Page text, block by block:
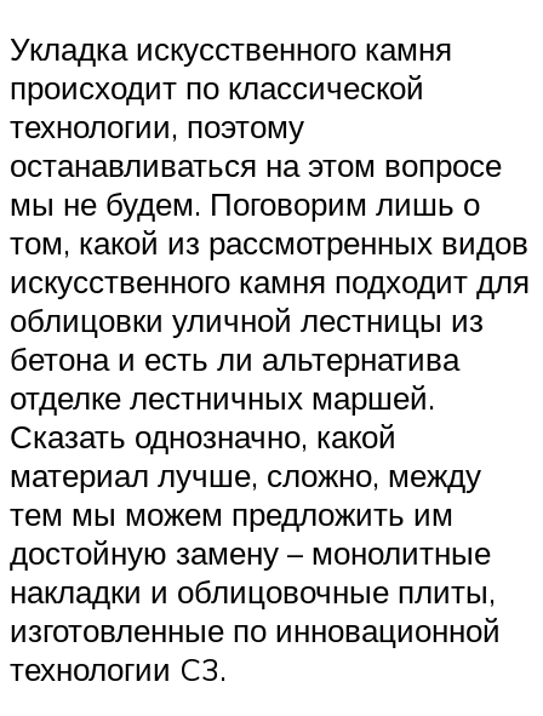
Укладка искусственного камня
происходит по классической
технологии, поэтому
останавливаться на этом вопросе
мы не будем. Поговорим лишь о
том, какой из рассмотренных видов
искусственного камня подходит для
облицовки уличной лестницы из
бетона и есть ли альтернатива
отделке лестничных маршей.
Сказать однозначно, какой
материал лучше, сложно, между
тем мы можем предложить им
достойную замену – монолитные
накладки и облицовочные плиты,
изготовленные по инновационной
технологии C3.